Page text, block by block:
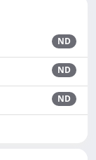
ND
ND
ND